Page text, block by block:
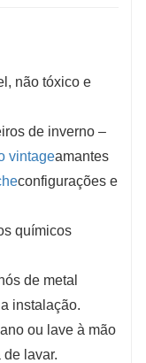
não tóxico e
de inverno –
vintageamantes
configurações e
químicos
de metal
instalação.
ou lave à mão
lavar.